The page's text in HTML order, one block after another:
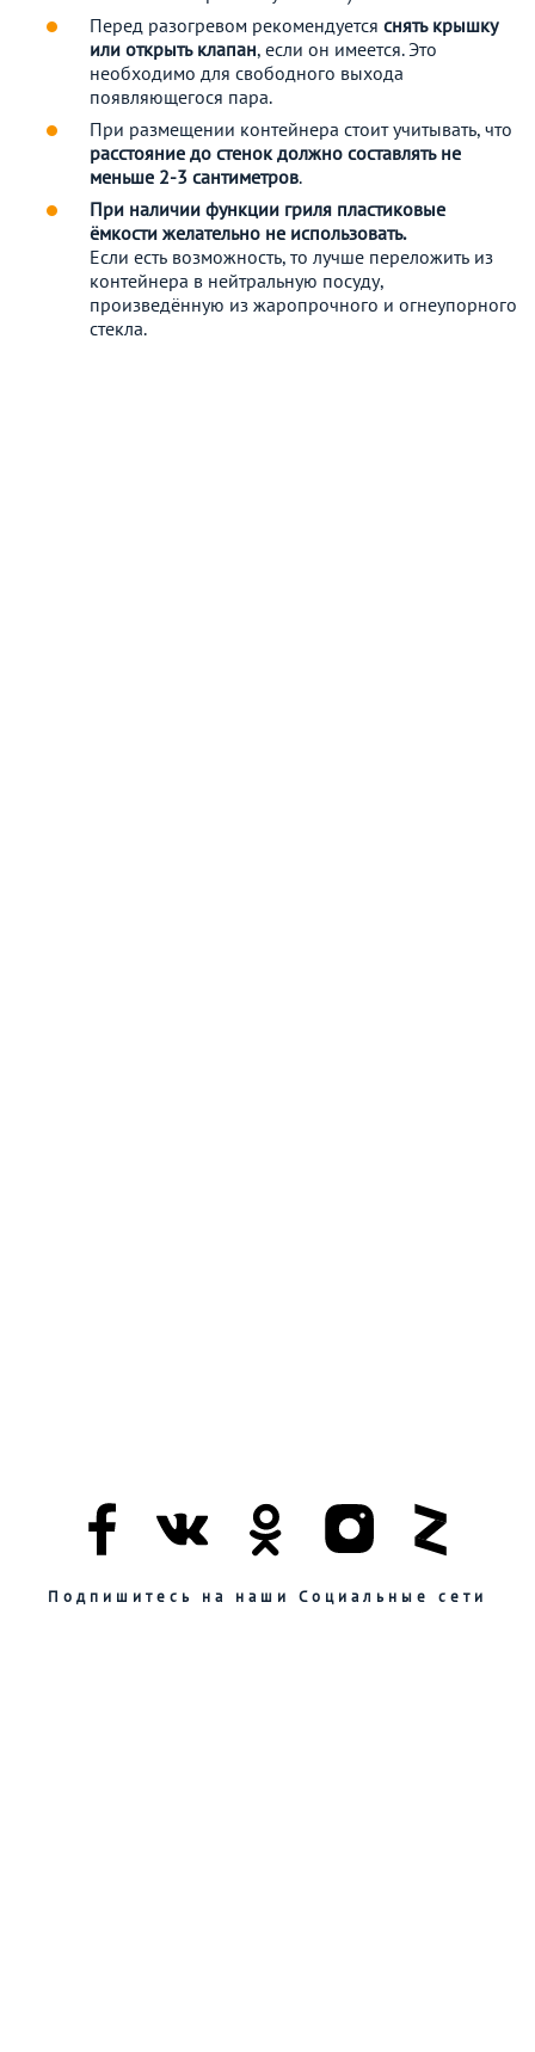
Перед разогревом рекомендуется снять крышку
или открыть клапан, если он имеется. Это
необходимо для свободного выхода
появляющегося пара.
При размещении контейнера стоит учитывать, что
расстояние до стенок должно составлять не
меньше 2-3 сантиметров.
При наличии функции гриля пластиковые
ёмкости желательно не использовать.
Если есть возможность, то лучше переложить из
контейнера в нейтральную посуду,
произведённую из жаропрочного и огнеупорного
стекла.
Подпишитесь на наши Социальные сети